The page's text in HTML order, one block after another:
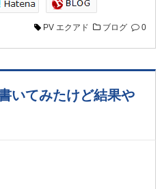
PV エクアド ブログ 0
いてみたけど結果や